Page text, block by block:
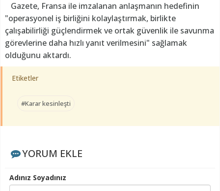
Gazete, Fransa ile imzalanan anlaşmanın hedefinin
"operasyonel iş birliğini kolaylaştırmak, birlikte
çalışabilirliği güçlendirmek ve ortak güvenlik ile savunma
görevlerine daha hızlı yanıt verilmesini" sağlamak
olduğunu aktardı.
Etiketler
#Karar kesinleşti
YORUM EKLE
Adınız Soyadınız